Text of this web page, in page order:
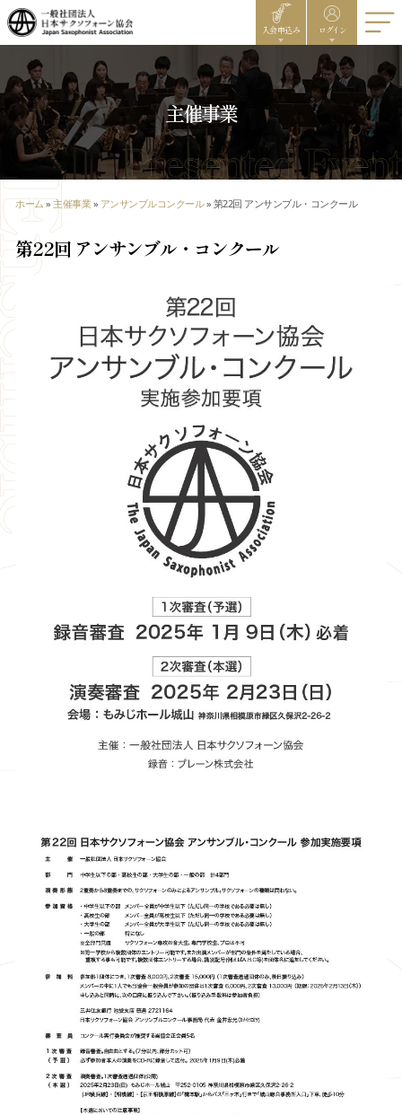
入会申込み ログイン
主催事業
ホーム»主催事業» アンサンブルコンクール» 第22回 アンサンブル・コンクール
第22回 アンサンブル・コンクール